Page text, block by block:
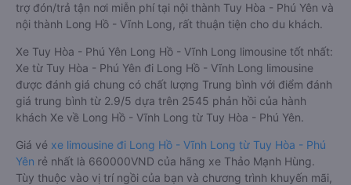
trợ đón/trả tận nơi miễn phí tại nội thành Tuy Hòa - Phú Yên và
nội thành Long Hồ - Vĩnh Long, rất thuận tiện cho du khách.
Xe Tuy Hòa - Phú Yên Long Hồ - Vĩnh Long limousine tốt nhất:
Xe từ Tuy Hòa - Phú Yên đi Long Hồ - Vĩnh Long limousine
được đánh giá chung có chất lượng Trung bình với điểm đánh
giá trung bình từ 2.9/5 dựa trên 2545 phản hồi của hành
khách Xe về Long Hồ - Vĩnh Long từ Tuy Hòa - Phú Yên.
Giá vé xe limousine đi Long Hồ - Vĩnh Long từ Tuy Hòa - Phú
Yên rẻ nhất là 660000VND của hãng xe Thảo Mạnh Hùng.
Tùy thuộc vào vị trí ngồi của bạn và chương trình khuyến mãi,